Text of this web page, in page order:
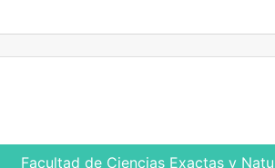
Facultad de Ciencias Exactas y